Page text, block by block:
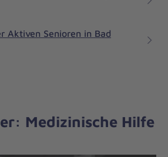
Aktiven Senioren in Bad
Medizinische Hilfe